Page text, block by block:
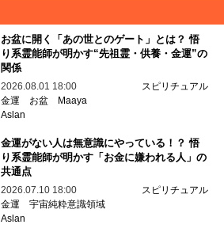
お盆に開く「あの世とのゲート」とは？ 悟
り系霊能師が明かす“先祖霊・供養・金運”の
関係
2026.08.01 18:00
スピリチュアル
金運
お盆
Maaya
Aslan
金運がない人は無意識にやっている！？ 悟
り系霊能師が明かす「お金に嫌われる人」の
共通点
2026.07.10 18:00
スピリチュアル
金運 宇宙純粋意識領域
Aslan